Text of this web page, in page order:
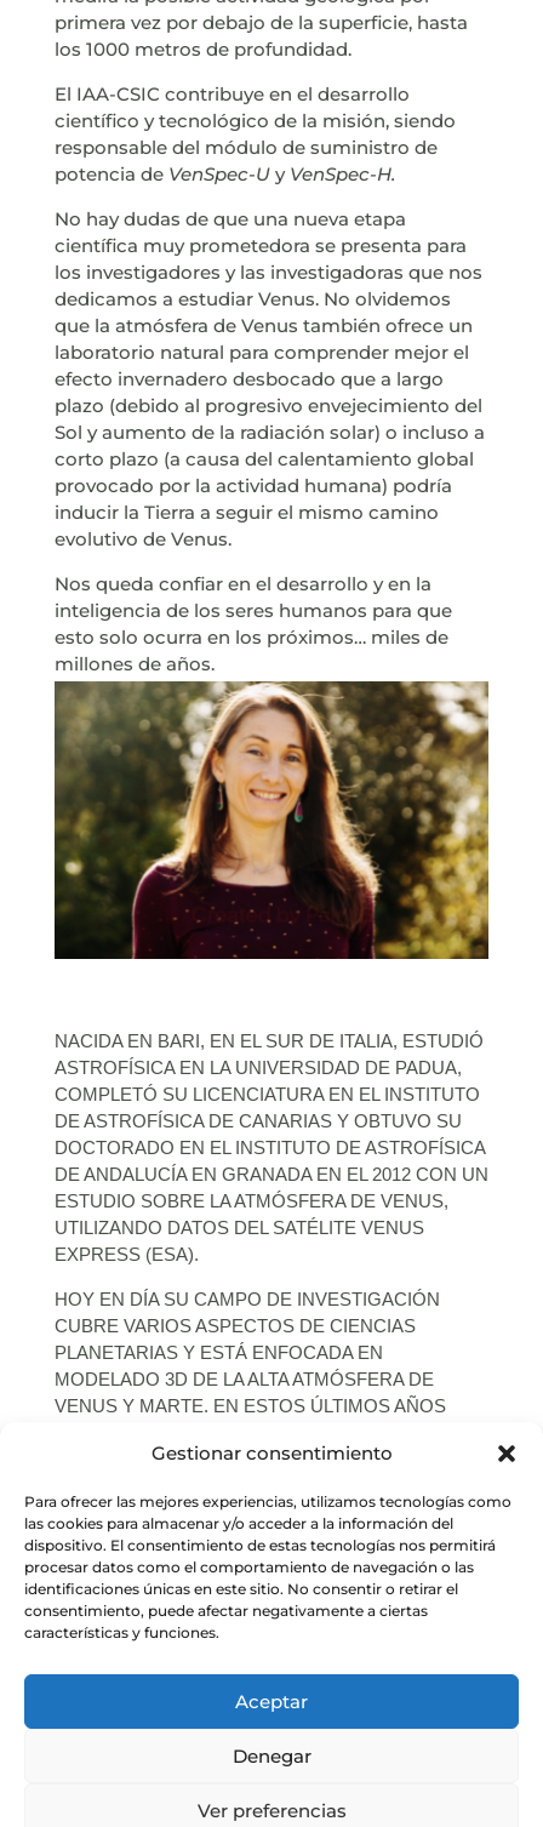
Gestionar consentimiento
Para ofrecer las mejores experiencias, utilizamos tecnologías como
las cookies para almacenar y/o acceder a la información del
dispositivo. El consentimiento de estas tecnologías nos permitirá
procesar datos como el comportamiento de navegación o las
identificaciones únicas en este sitio. No consentir o retirar el
consentimiento, puede afectar negativamente a ciertas
características y funciones.
Aceptar
Denegar
Ver preferencias
primera vez por debajo de la superficie, hasta
los 1000 metros de profundidad.
El IAA-CSIC contribuye en el desarrollo
científico y tecnológico de la misión, siendo
responsable del módulo de suministro de
potencia de VenSpec-Uy VenSpec-H.
No hay dudas de que una nueva etapa
científica muy prometedora se presenta para
los investigadores y las investigadoras que nos
dedicamos a estudiar Venus. No olvidemos
que la atmósfera de Venus también ofrece un
laboratorio natural para comprender mejor el
efecto invernadero desbocado que a largo
plazo (debido al progresivo envejecimiento del
Sol y aumento de la radiación solar) o incluso a
corto plazo (a causa del calentamiento global
provocado por la actividad humana) podría
inducir la Tierra a seguir el mismo camino
evolutivo de Venus.
Nos queda confiar en el desarrollo y en la
inteligencia de los seres humanos para que
esto solo ocurra en los próximos… miles de
millones de años.
NACIDA EN BARI, EN EL SUR DE ITALIA, ESTUDIÓ
ASTROFÍSICA EN LA UNIVERSIDAD DE PADUA,
COMPLETÓ SU LICENCIATURA EN EL INSTITUTO
DE ASTROFÍSICA DE CANARIAS Y OBTUVO SU
DOCTORADO EN EL INSTITUTO DE ASTROFÍSICA
DE ANDALUCÍA EN GRANADA EN EL 2012 CON UN
ESTUDIO SOBRE LA ATMÓSFERA DE VENUS,
UTILIZANDO DATOS DEL SATÉLITE VENUS
EXPRESS (ESA).
HOY EN DÍA SU CAMPO DE INVESTIGACIÓN
CUBRE VARIOS ASPECTOS DE CIENCIAS
PLANETARIAS Y ESTÁ ENFOCADA EN
MODELADO 3D DE LA ALTA ATMÓSFERA DE
VENUS Y MARTE. EN ESTOS ÚLTIMOS AÑOS
ESTOS MODELOS TEÓRICOS A EXOPLANETAS